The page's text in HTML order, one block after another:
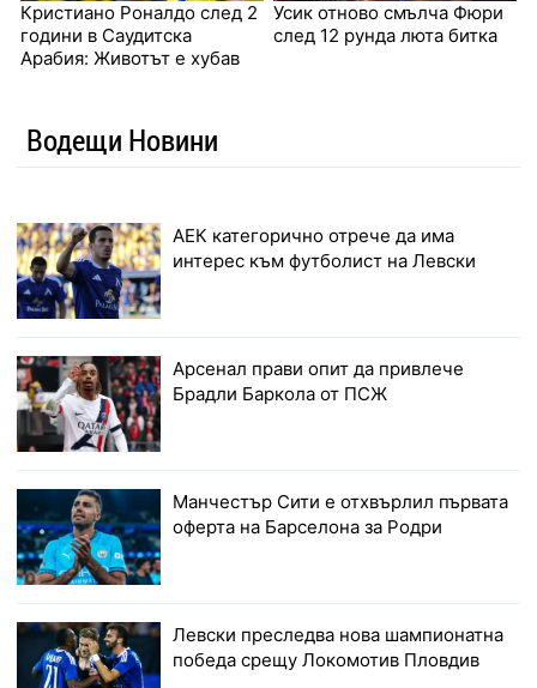
Кристиано Роналдо след 2
години в Саудитска
Арабия: Животът е хубав
Усик отново смълча Фюри
след 12 рунда люта битка
Водещи Новини
АЕК категорично отрече да има
интерес към футболист на Левски
Арсенал прави опит да привлече
Брадли Баркола от ПСЖ
Манчестър Сити е отхвърлил първата
оферта на Барселона за Родри
Левски преследва нова шампионатна
победа срещу Локомотив Пловдив